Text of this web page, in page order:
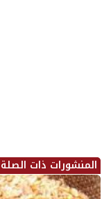
المنشورات ذات الصلة